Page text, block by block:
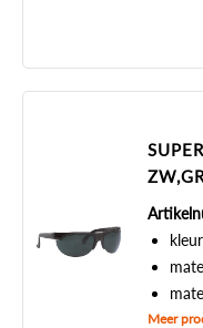
Meer